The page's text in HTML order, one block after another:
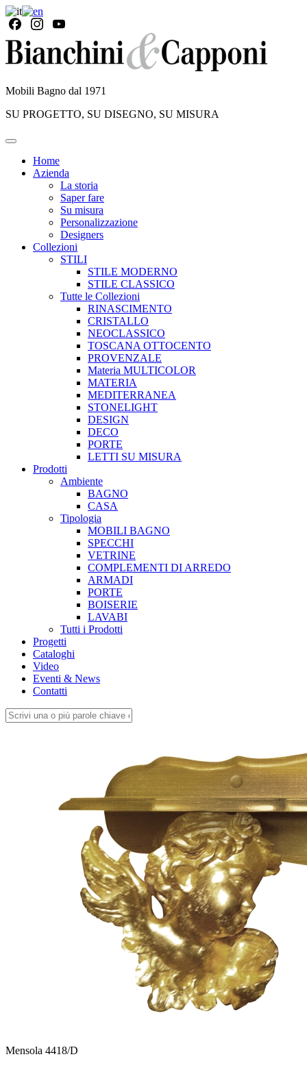
Mobili Bagno dal 1971
SU PROGETTO, SU DISEGNO, SU MISURA
Home
Azienda
La storia
Saper fare
Su misura
Personalizzazione
Designers
Collezioni
STILI
STILE MODERNO
STILE CLASSICO
Tutte le Collezioni
RINASCIMENTO
CRISTALLO
NEOCLASSICO
TOSCANA OTTOCENTO
PROVENZALE
Materia MULTICOLOR
MATERIA
MEDITERRANEA
STONELIGHT
DESIGN
DECO
PORTE
LETTI SU MISURA
Prodotti
Ambiente
BAGNO
CASA
Tipologia
MOBILI BAGNO
SPECCHI
VETRINE
COMPLEMENTI DI ARREDO
ARMADI
PORTE
BOISERIE
LAVABI
Tutti i Prodotti
Progetti
Cataloghi
Video
Eventi & News
Contatti
Mensola 4418/D